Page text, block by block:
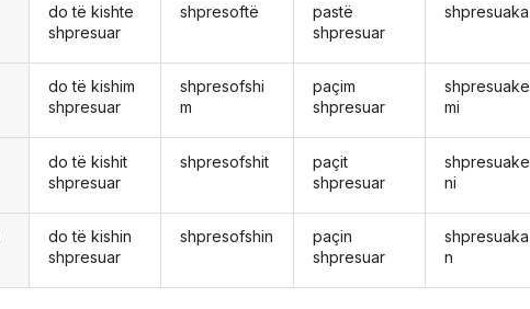
do të kishte
shpresuar
do të kishim
shpresuar
do të kishit
shpresuar
do të kishin
shpresuar
shpresoftë
shpresofshi
m
shpresofshit
shpresofshin
pastë
shpresuar
paçim
shpresuar
paçit
shpresuar
paçin
shpresuar
shpresuaka
shpresuake
mi
shpresuake
ni
shpresuaka
n